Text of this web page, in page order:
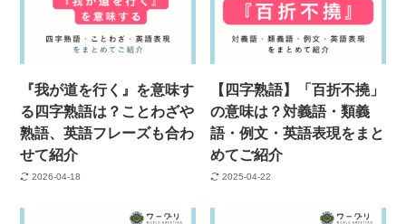
『我が道を行く』を意味す
る四字熟語は？ことわざや
熟語、英語フレーズも合わ
せて紹介
2026-04-18
【四字熟語】「百折不撓」
の意味は？対義語・類義
語・例文・英語表現をまと
めてご紹介
2025-04-22